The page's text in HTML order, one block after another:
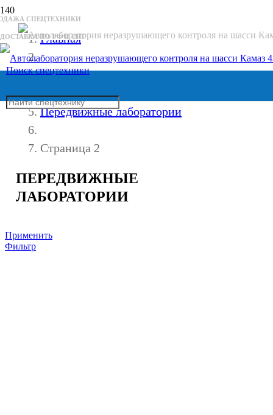
СПЕЦТЕХНИКИ
ДОСТАВКА ПО РФ И СНГ
Поиск спецтехники
Главная
Мастерские и лаборатории
Передвижные лаборатории
Страница 2
ПЕРЕДВИЖНЫЕ
ЛАБОРАТОРИИ
Применить
Фильтр